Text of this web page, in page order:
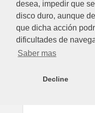
desea, impedir que
disco duro, aunque
que dicha acción
dificultades de
Saber mas
Decline
Disponible en tienda